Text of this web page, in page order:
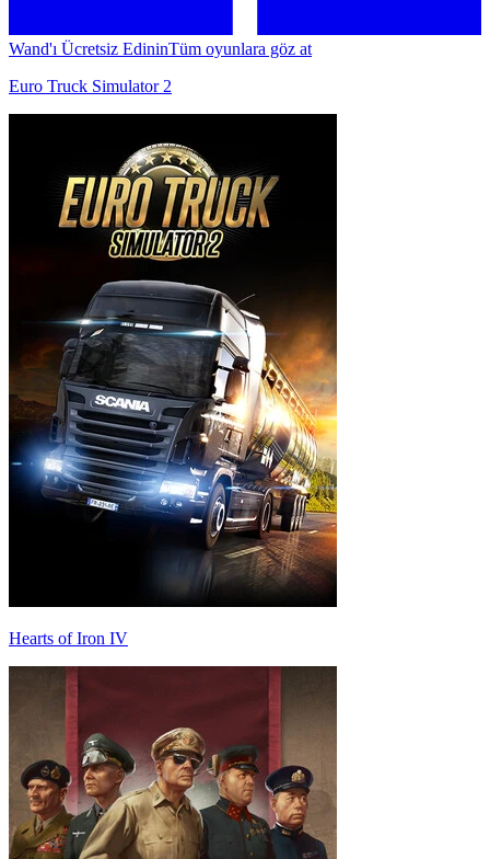
Wand'ı Ücretsiz EdininTüm oyunlara göz at
Euro Truck Simulator 2
Hearts of Iron IV